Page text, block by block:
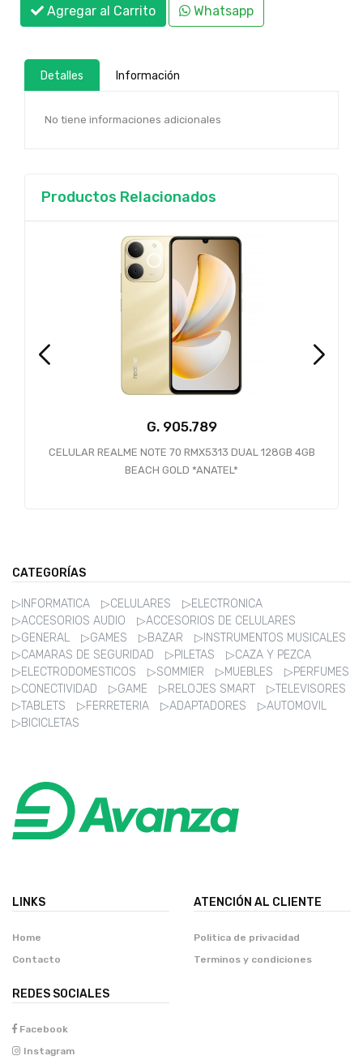
Agregar al Carrito Whatsapp
Detalles Información
No tiene informaciones adicionales
Productos Relacionados
G.
CELULAR REALME NOTE 70 RMX5313 DUAL 128GB 4GB
BEACH GOLD *ANATEL*
CATEGORÍAS
▷INFORMATICA ▷CELULARES
▷ELECTRONICA
▷ACCESORIOS AUDIO
▷ACCESORIOS DE CELULARES
▷GENERAL
▷GAMES ▷BAZAR
▷INSTRUMENTOS MUSICALES
▷CAMARAS DE SEGURIDAD
▷PILETAS
▷CAZA Y PEZCA
▷ELECTRODOMESTICOS
▷SOMMIER ▷MUEBLES
▷PERFUMES
▷CONECTIVIDAD
▷GAME ▷RELOJES SMART
▷TELEVISORES
▷TABLETS
▷FERRETERIA ▷ADAPTADORES
▷AUTOMOVIL
▷BICICLETAS
LINKS
Home
Contacto
ATENCIÓN AL CLIENTE
Politica de privacidad
Terminos y condiciones
REDES SOCIALES
Facebook
Instagram